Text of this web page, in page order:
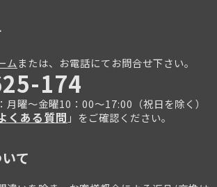
ムまたは、お電話にてお問合せ下さい。
174
月曜～金曜10：00～17:00（祝日を除く）
くある質問 」をご確認ください。
て